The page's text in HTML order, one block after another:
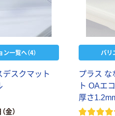
一覧へ（4）
デスクマット
金）
バリ
プラス な
ト OAエ
厚さ